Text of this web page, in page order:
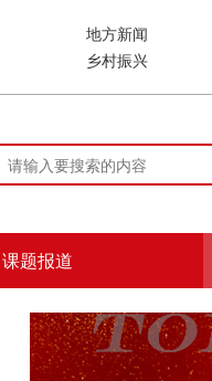
地方新闻
乡村振兴
课题报道